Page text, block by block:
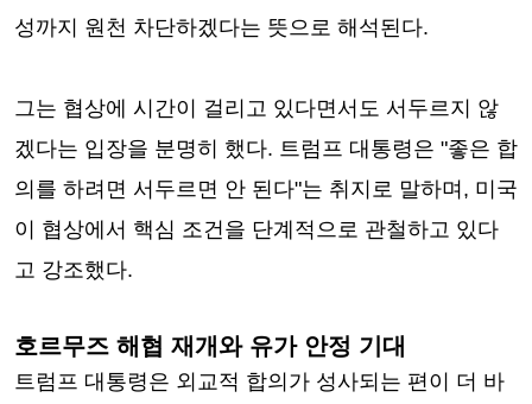
성까지 원천 차단하겠다는 뜻으로 해석된다.
그는 협상에 시간이 걸리고 있다면서도 서두르지 않
겠다는 입장을 분명히 했다. 트럼프 대통령은 "좋은 합
의를 하려면 서두르면 안 된다"는 취지로 말하며, 미국
이 협상에서 핵심 조건을 단계적으로 관철하고 있다
고 강조했다.
호르무즈 해협 재개와 유가 안정 기대
트럼프 대통령은 외교적 합의가 성사되는 편이 더 바